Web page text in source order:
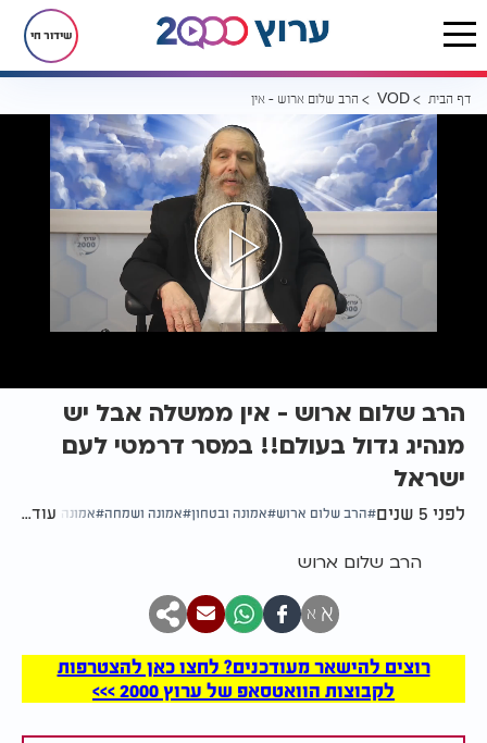
שידור חי
דף הבית VOD הרב שלום ארוש - אין ממשלה אבל יש מנהיג גדול בעולם!! במסר
הרב שלום ארוש - אין ממשלה אבל יש
מנהיג גדול בעולם!! במסר דרמטי לעם
ישראל
לפני 5 שנים הרב שלום ארוש אמונה ובטחון אמונה ושמחה אמונה ואהבה
עוד...
הרב שלום ארוש
א א
רוצים להישאר מעודכנים? לחצו כאן להצטרפות
לקבוצות הוואטסאפ של ערוץ 2000 >>>